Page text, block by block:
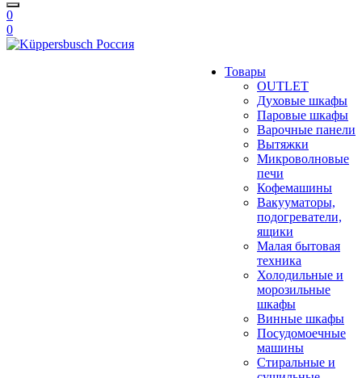
0
0
Товары
OUTLET
Духовые шкафы
Паровые шкафы
Варочные панели
Вытяжки
Микроволновые
печи
Кофемашины
Вакууматоры,
подогреватели,
ящики
Малая бытовая
техника
Холодильные и
морозильные
шкафы
Винные шкафы
Посудомоечные
машины
Стиральные и